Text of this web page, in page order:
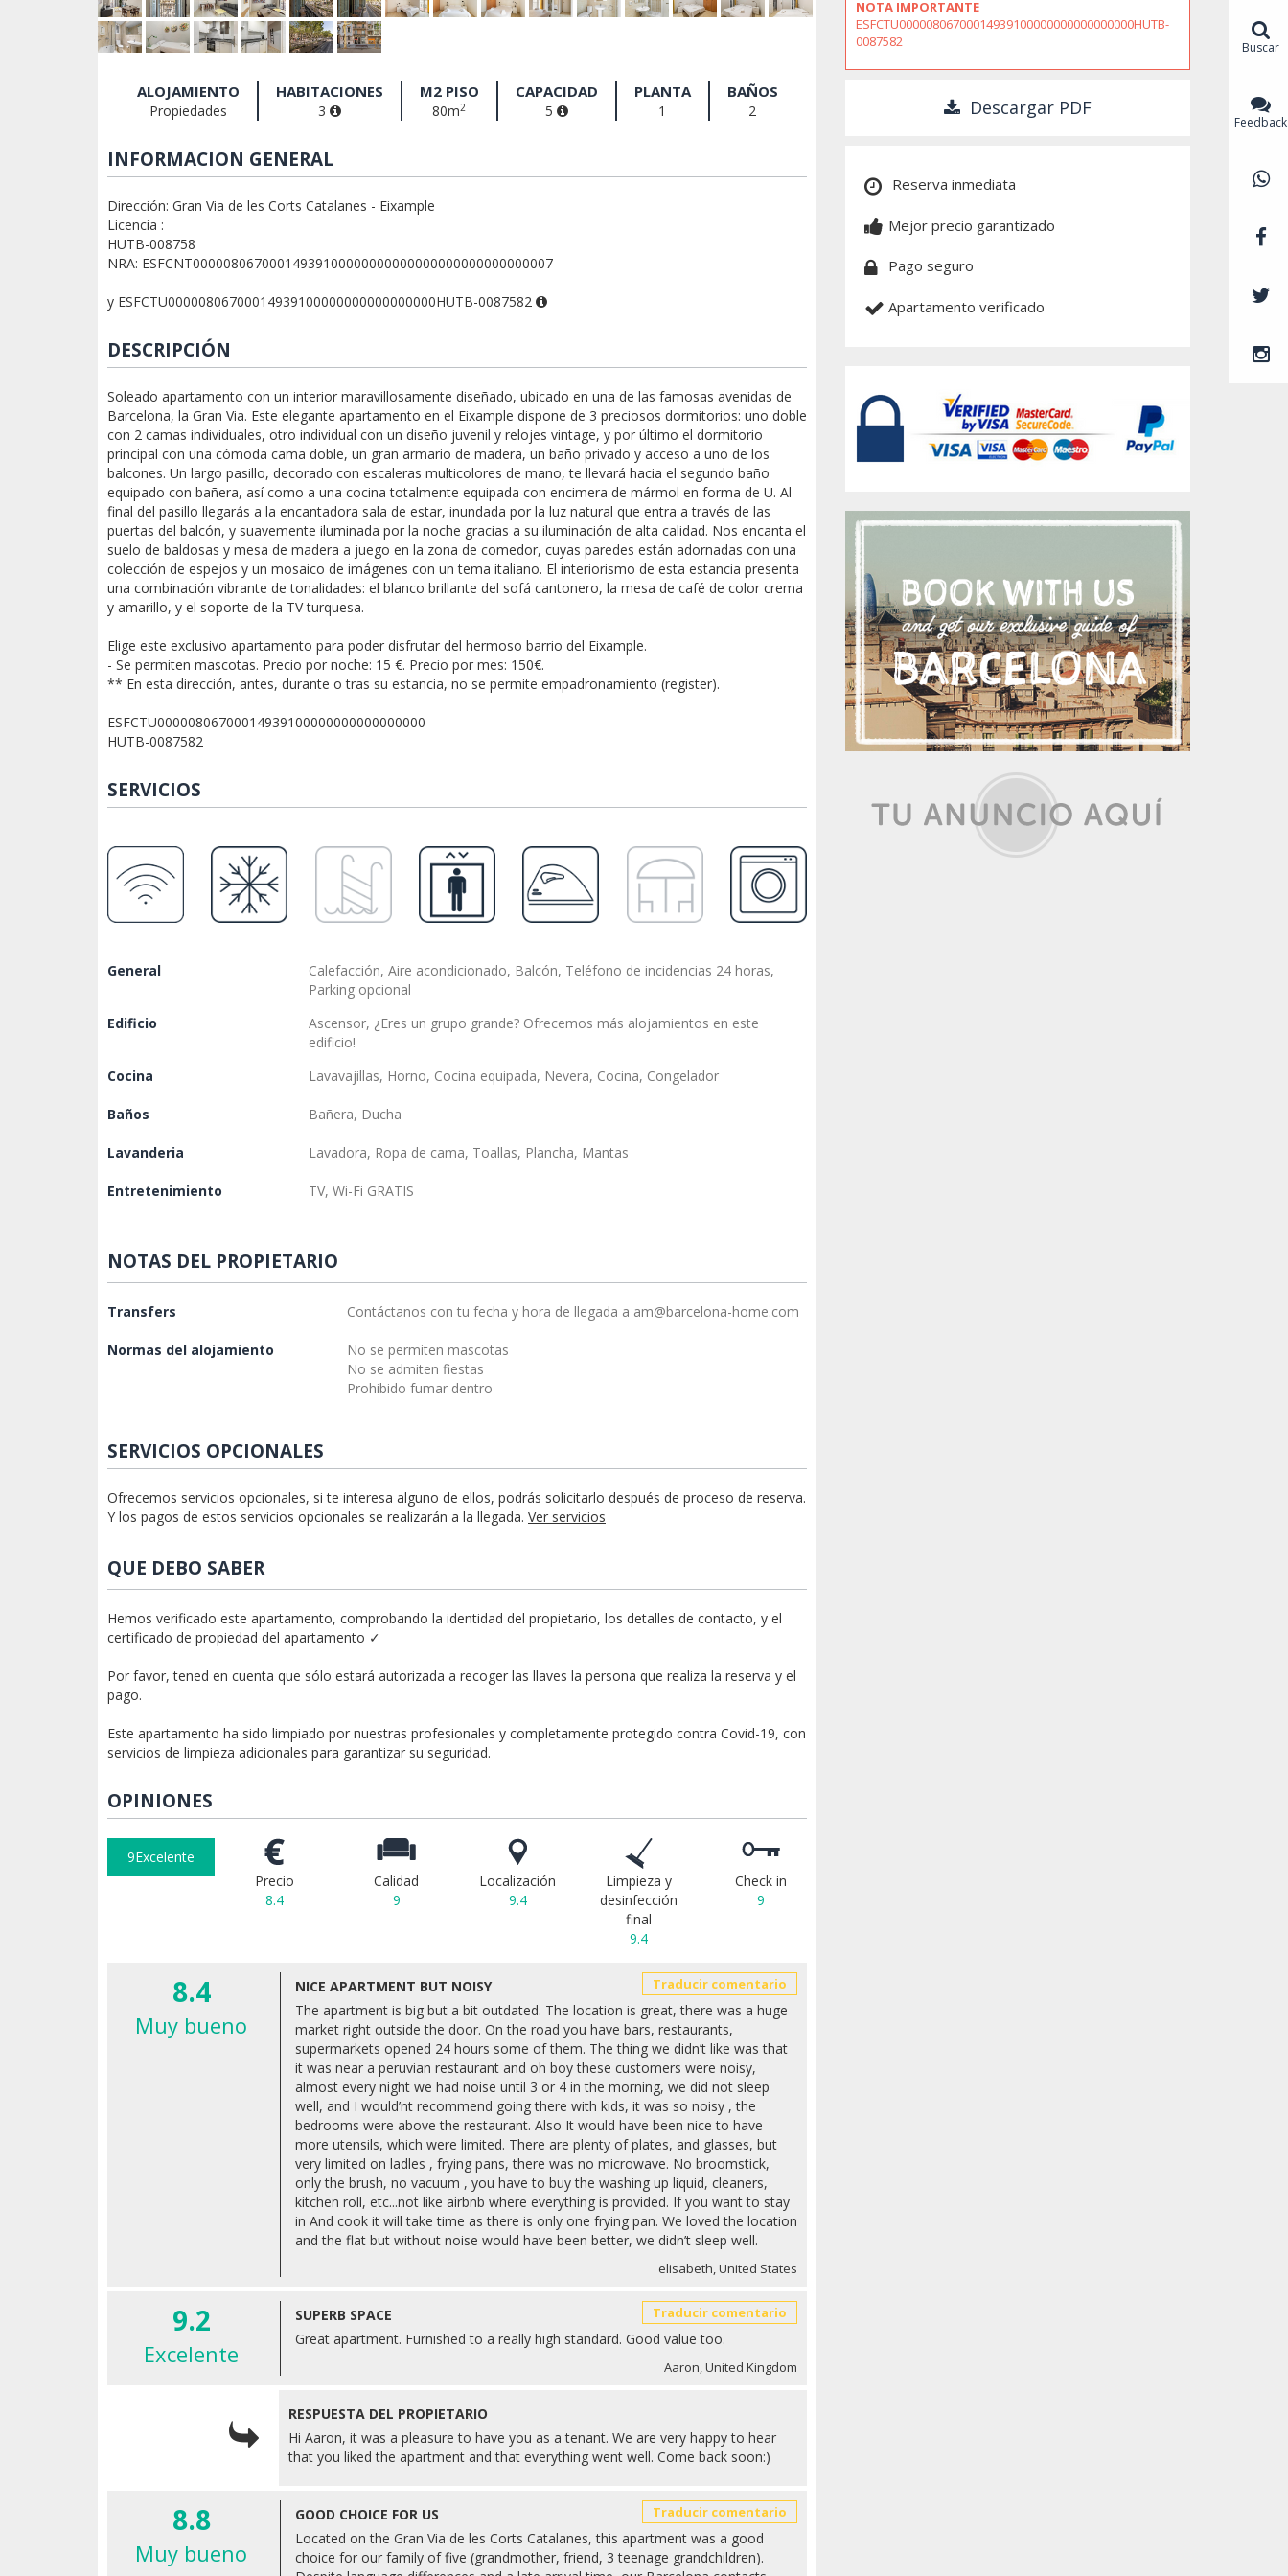
NOTA IMPORTANTE
ESFCTU00000806700014939100000000000000000HUTB-
0087582
Descargar PDF
Reserva inmediata
Mejor precio garantizado
Pago seguro
Apartamento verificado
ALOJAMIENTO
Propiedades
HABITACIONES
3
M2 PISO
80m2
CAPACIDAD
5
PLANTA
1
BAÑOS
2
INFORMACION GENERAL
Dirección: Gran Via de les Corts Catalanes - Eixample
Licencia :
HUTB-008758
NRA: ESFCNT00000806700014939100000000000000000000000000007
y ESFCTU00000806700014939100000000000000000HUTB-0087582
DESCRIPCIÓN
Soleado apartamento con un interior maravillosamente diseñado, ubicado en una de las famosas avenidas de
Barcelona, la Gran Via. Este elegante apartamento en el Eixample dispone de 3 preciosos dormitorios: uno doble
con 2 camas individuales, otro individual con un diseño juvenil y relojes vintage, y por último el dormitorio
principal con una cómoda cama doble, un gran armario de madera, un baño privado y acceso a uno de los
balcones. Un largo pasillo, decorado con escaleras multicolores de mano, te llevará hacia el segundo baño
equipado con bañera, así como a una cocina totalmente equipada con encimera de mármol en forma de U. Al
final del pasillo llegarás a la encantadora sala de estar, inundada por la luz natural que entra a través de las
puertas del balcón, y suavemente iluminada por la noche gracias a su iluminación de alta calidad. Nos encanta el
suelo de baldosas y mesa de madera a juego en la zona de comedor, cuyas paredes están adornadas con una
colección de espejos y un mosaico de imágenes con un tema italiano. El interiorismo de esta estancia presenta
una combinación vibrante de tonalidades: el blanco brillante del sofá cantonero, la mesa de café de color crema
y amarillo, y el soporte de la TV turquesa.
Elige este exclusivo apartamento para poder disfrutar del hermoso barrio del Eixample.
- Se permiten mascotas. Precio por noche: 15 €. Precio por mes: 150€.
** En esta dirección, antes, durante o tras su estancia, no se permite empadronamiento (register).
ESFCTU00000806700014939100000000000000000
HUTB-0087582
SERVICIOS
General
Calefacción, Aire acondicionado, Balcón, Teléfono de incidencias 24 horas,
Parking opcional
Edificio
Ascensor, ¿Eres un grupo grande? Ofrecemos más alojamientos en este
edificio!
Cocina
Lavavajillas, Horno, Cocina equipada, Nevera, Cocina, Congelador
Baños Bañera, Ducha
Lavanderia Lavadora, Ropa de cama, Toallas, Plancha, Mantas
Entretenimiento TV, Wi-Fi GRATIS
NOTAS DEL PROPIETARIO
Transfers Contáctanos con tu fecha y hora de llegada a am@barcelona-home.com
Normas del alojamiento
No se permiten mascotas
No se admiten fiestas
Prohibido fumar dentro
SERVICIOS OPCIONALES
Ofrecemos servicios opcionales, si te interesa alguno de ellos, podrás solicitarlo después de proceso de reserva.
Y los pagos de estos servicios opcionales se realizarán a la llegada. Ver servicios
QUE DEBO SABER
Hemos verificado este apartamento, comprobando la identidad del propietario, los detalles de contacto, y el
certificado de propiedad del apartamento ✓
Por favor, tened en cuenta que sólo estará autorizada a recoger las llaves la persona que realiza la reserva y el
pago.
Este apartamento ha sido limpiado por nuestras profesionales y completamente protegido contra Covid-19, con
servicios de limpieza adicionales para garantizar su seguridad.
OPINIONES
9Excelente
Precio
8.4
Calidad
9
Localización
9.4
Limpieza y
desinfección
final
9.4
Check in
9
8.4
Muy bueno
NICE APARTMENT BUT NOISY Traducir comentario
The apartment is big but a bit outdated. The location is great, there was a huge
market right outside the door. On the road you have bars, restaurants,
supermarkets opened 24 hours some of them. The thing we didn’t like was that
it was near a peruvian restaurant and oh boy these customers were noisy,
almost every night we had noise until 3 or 4 in the morning, we did not sleep
well, and I would’nt recommend going there with kids, it was so noisy , the
bedrooms were above the restaurant. Also It would have been nice to have
more utensils, which were limited. There are plenty of plates, and glasses, but
very limited on ladles , frying pans, there was no microwave. No broomstick,
only the brush, no vacuum , you have to buy the washing up liquid, cleaners,
kitchen roll, etc...not like airbnb where everything is provided. If you want to stay
in And cook it will take time as there is only one frying pan. We loved the location
and the flat but without noise would have been better, we didn’t sleep well.
elisabeth, United States
9.2
Excelente
SUPERB SPACE Traducir comentario
Great apartment. Furnished to a really high standard. Good value too.
Aaron, United Kingdom
RESPUESTA DEL PROPIETARIO
Hi Aaron, it was a pleasure to have you as a tenant. We are very happy to hear
that you liked the apartment and that everything went well. Come back soon:)
8.8
Muy bueno
GOOD CHOICE FOR US Traducir comentario
Located on the Gran Via de les Corts Catalanes, this apartment was a good
choice for our family of five (grandmother, friend, 3 teenage grandchildren).
Buscar
Feedback